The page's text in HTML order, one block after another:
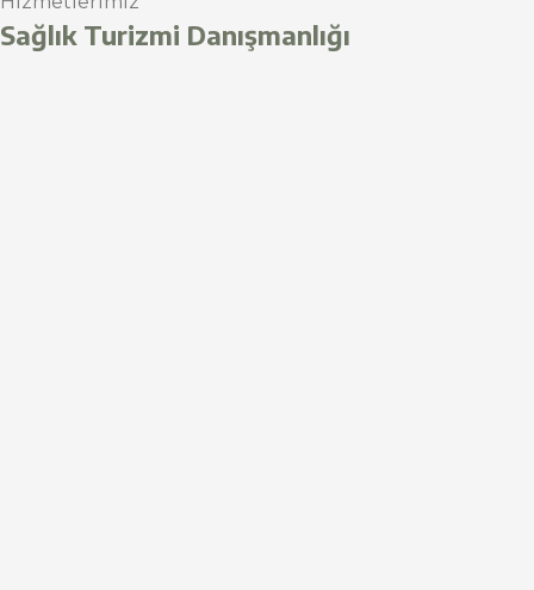
Sağlık Turizmi Danışmanlığı